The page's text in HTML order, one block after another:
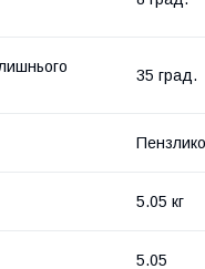
35 град.
5.05 кг
5.05